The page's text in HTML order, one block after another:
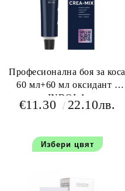
Професионална боя за коса
60 мл+60 мл оксидант -
INDOLA
€11.30 22.10лв.
Избери цвят